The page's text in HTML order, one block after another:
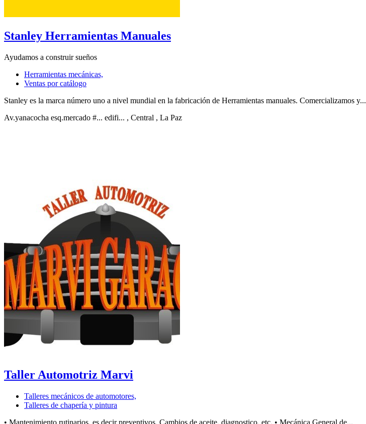
Stanley Herramientas Manuales
Ayudamos a construir sueños
Herramientas mecánicas,
Ventas por catálogo
Stanley es la marca número uno a nivel mundial en la fabricación de Herramientas manuales. Comercializamos y...
Av.yanacocha esq.mercado #... edifi... , Central , La Paz
Taller Automotriz Marvi
Talleres mecánicos de automotores,
Talleres de chapería y pintura
• Mantenimiento rutinarios, es decir preventivos, Cambios de aceite, diagnostico, etc. • Mecánica General de...